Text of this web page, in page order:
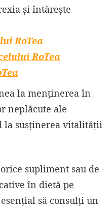
și întărește
RoTea
RoTea
la menținerea în
neplăcute ale
la susținerea vitalității
supliment sau de
în dietă pe
să consulți un